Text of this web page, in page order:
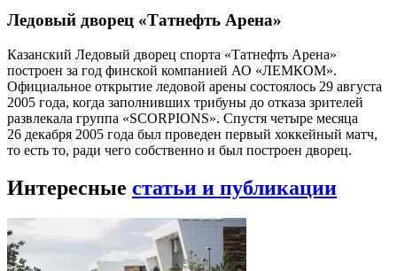
Ледовый дворец «Татнефть Арена»
Казанский Ледовый дворец спорта «Татнефть Арена»
построен за год финской компанией АО «ЛЕМКОМ».
Официальное открытие ледовой арены состоялось 29 августа
2005 года, когда заполнивших трибуны до отказа зрителей
развлекала группа «SCORPIONS». Спустя четыре месяца
26 декабря 2005 года был проведен первый хоккейный матч,
то есть то, ради чего собственно и был построен дворец.
Интересные статьи и публикации